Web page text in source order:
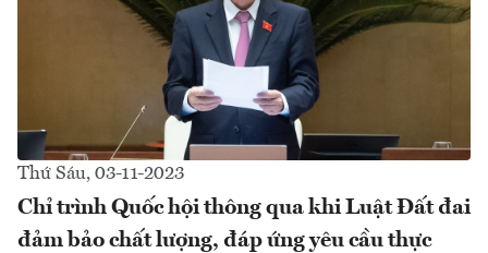
Thứ Sáu, 03-11-2023
Chỉ trình Quốc hội thông qua khi Luật Đất đai
đảm bảo chất lượng, đáp ứng yêu cầu thực